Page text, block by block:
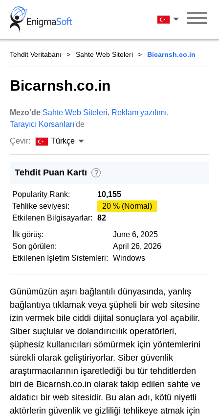
Skip
content
Türkçe
Tehdit Veritabanı Sahte Web Siteleri Bicarnsh.co.in
Bicarnsh.co.in
Mezo'de Sahte Web Siteleri, Reklam yazılımı,
Tarayıcı Korsanları'de
Çevir:
Türkçe
Tehdit Puan Kartı ?
Popularity Rank:
10,155
Tehlike seviyesi:
20 % (Normal)
Etkilenen Bilgisayarlar:
82
İlk görüş:
June 6, 2025
Son görülen:
April 26, 2026
Etkilenen İşletim Sistemleri:
Windows
Günümüzün aşırı bağlantılı dünyasında, yanlış
bağlantıya tıklamak veya şüpheli bir web sitesine
izin vermek bile ciddi dijital sonuçlara yol açabilir.
Siber suçlular ve dolandırıcılık operatörleri,
şüphesiz kullanıcıları sömürmek için yöntemlerini
sürekli olarak geliştiriyorlar. Siber güvenlik
araştırmacılarının işaretlediği bu tür tehditlerden
biri de Bicarnsh.co.in olarak takip edilen sahte ve
aldatıcı bir web sitesidir. Bu alan adı, kötü niyetli
aktörlerin güvenlik ve gizliliği tehlikeye atmak için